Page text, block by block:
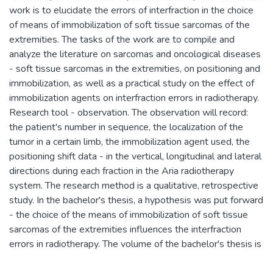
work is to elucidate the errors of interfraction in the choice
of means of immobilization of soft tissue sarcomas of the
extremities. The tasks of the work are to compile and
analyze the literature on sarcomas and oncological diseases
- soft tissue sarcomas in the extremities, on positioning and
immobilization, as well as a practical study on the effect of
immobilization agents on interfraction errors in radiotherapy.
Research tool - observation. The observation will record:
the patient's number in sequence, the localization of the
tumor in a certain limb, the immobilization agent used, the
positioning shift data - in the vertical, longitudinal and lateral
directions during each fraction in the Aria radiotherapy
system. The research method is a qualitative, retrospective
study. In the bachelor's thesis, a hypothesis was put forward
- the choice of the means of immobilization of soft tissue
sarcomas of the extremities influences the interfraction
errors in radiotherapy. The volume of the bachelor's thesis is